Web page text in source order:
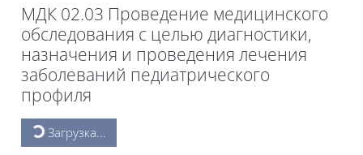
МДК 02.03 Проведение медицинского
обследования с целью диагностики,
назначения и проведения лечения
заболеваний педиатрического
профиля
БлокиЗагрузка...